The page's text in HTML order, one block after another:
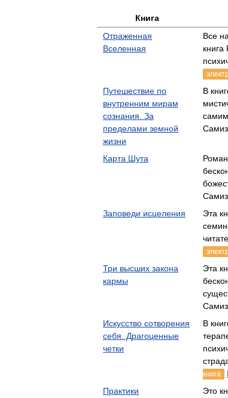
Книга
Отраженная
Вселенная
Все
Путешествие по
внутренним мирам
сознания. За
пределами земной
жизни
В
Карта Шута
Заповеди исцеления
Эта
Три высших закона
кармы
Эта
Искусство сотворения
себя. Драгоценные
четки
В
книга
Практики
Это